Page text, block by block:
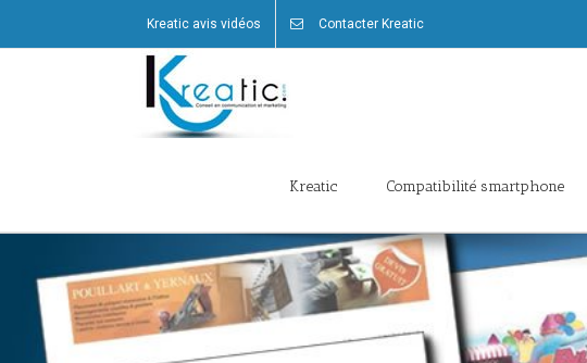
Kreatic avis vidéos Contacter Kreatic
Kreatic Compatibilité smartphone